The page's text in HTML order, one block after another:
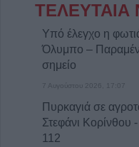
ΤΕΛΕΥΤΑΙΑ
Υπό έλεγχο η
Όλυμπο –
σημείο
7 Αυγούστου 2026, 17:07
Πυρκαγιά σε
Στεφάνι Κορίνθου
112